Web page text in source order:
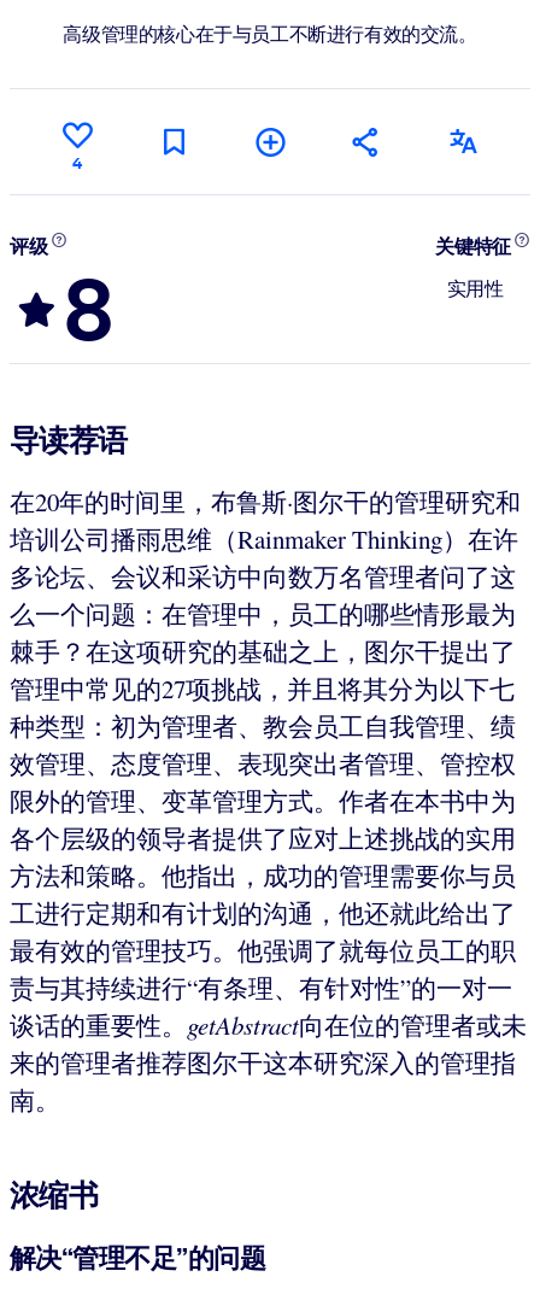
高级管理的核心在于与员工不断进行有效的交流。
4
评级
8
关键特征
实用性
导读荐语
在20年的时间里，布鲁斯·图尔干的管理研究和
培训公司播雨思维（Rainmaker Thinking）在许
多论坛、会议和采访中向数万名管理者问了这
么一个问题：在管理中，员工的哪些情形最为
棘手？在这项研究的基础之上，图尔干提出了
管理中常见的27项挑战，并且将其分为以下七
种类型：初为管理者、教会员工自我管理、绩
效管理、态度管理、表现突出者管理、管控权
限外的管理、变革管理方式。作者在本书中为
各个层级的领导者提供了应对上述挑战的实用
方法和策略。他指出，成功的管理需要你与员
工进行定期和有计划的沟通，他还就此给出了
最有效的管理技巧。他强调了就每位员工的职
责与其持续进行“有条理、有针对性”的一对一
谈话的重要性。 getAbstract向在位的管理者或未
来的管理者推荐图尔干这本研究深入的管理指
南。
浓缩书
解决“管理不足”的问题